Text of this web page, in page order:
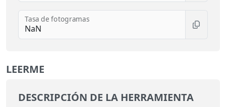
Tasa de fotogramas
LEERME
DESCRIPCIÓN DE LA HERRAMIENTA